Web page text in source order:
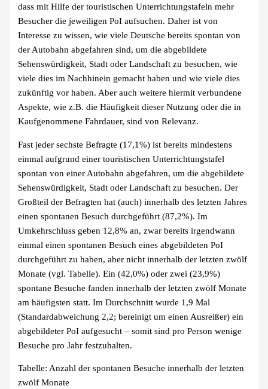
dass mit Hilfe der touristischen Unterrichtungstafeln mehr
Besucher die jeweiligen PoI aufsuchen. Daher ist von
Interesse zu wissen, wie viele Deutsche bereits spontan von
der Autobahn abgefahren sind, um die abgebildete
Sehenswürdigkeit, Stadt oder Landschaft zu besuchen, wie
viele dies im Nachhinein gemacht haben und wie viele dies
zukünftig vor haben. Aber auch weitere hiermit verbundene
Aspekte, wie z.B. die Häufigkeit dieser Nutzung oder die in
Kaufgenommene Fahrdauer, sind von Relevanz.
Fast jeder sechste Befragte (17,1%) ist bereits mindestens
einmal aufgrund einer touristischen Unterrichtungstafel
spontan von einer Autobahn abgefahren, um die abgebildete
Sehenswürdigkeit, Stadt oder Landschaft zu besuchen. Der
Großteil der Befragten hat (auch) innerhalb des letzten Jahres
einen spontanen Besuch durchgeführt (87,2%). Im
Umkehrschluss geben 12,8% an, zwar bereits irgendwann
einmal einen spontanen Besuch eines abgebildeten PoI
durchgeführt zu haben, aber nicht innerhalb der letzten zwölf
Monate (vgl. Tabelle). Ein (42,0%) oder zwei (23,9%)
spontane Besuche fanden innerhalb der letzten zwölf Monate
am häufigsten statt. Im Durchschnitt wurde 1,9 Mal
(Standardabweichung 2,2; bereinigt um einen Ausreißer) ein
abgebildeter PoI aufgesucht – somit sind pro Person wenige
Besuche pro Jahr festzuhalten.
Tabelle: Anzahl der spontanen Besuche innerhalb der letzten
zwölf Monate